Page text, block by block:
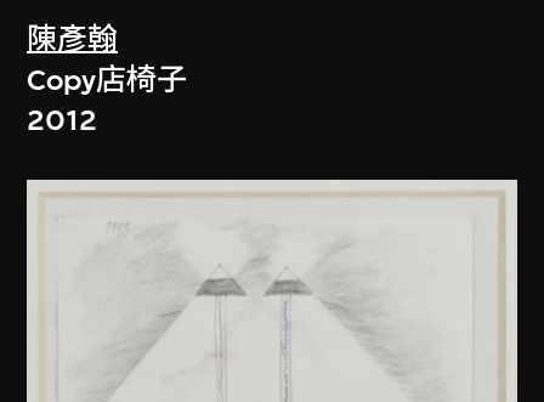
陳彥翰
Copy店椅子
2012